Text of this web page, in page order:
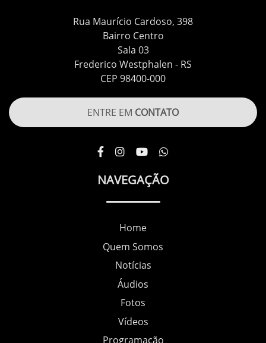
Rua Maurício Cardoso, 398
Bairro Centro
Sala 03
Frederico Westphalen - RS
CEP 98400-000
ENTRE EM CONTATO
NAVEGAÇÃO
Home
Quem Somos
Notícias
Áudios
Fotos
Vídeos
Programação